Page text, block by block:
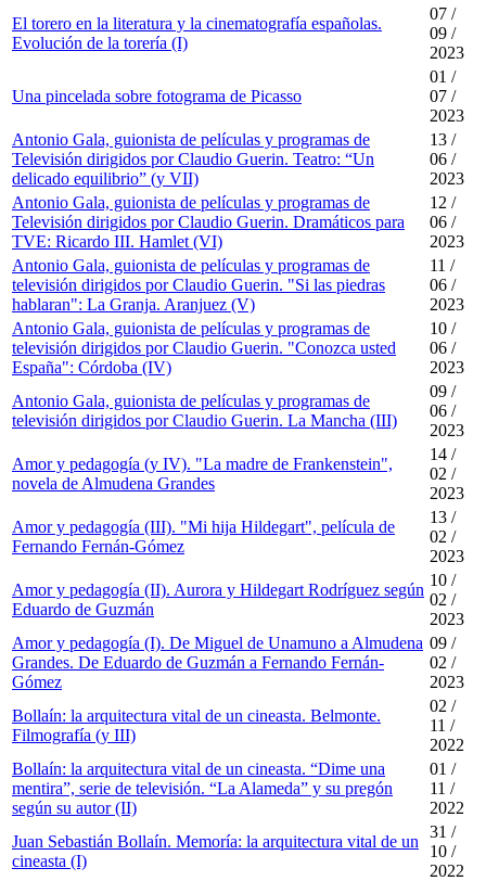
El torero en la literatura y la cinematografía españolas.
Evolución de la torería (I)
07 /
09 /
2023
Una pincelada sobre fotograma de Picasso
01 /
07 /
2023
Antonio Gala, guionista de películas y programas de
Televisión dirigidos por Claudio Guerin. Teatro: “Un
delicado equilibrio” (y VII)
13 /
06 /
2023
Antonio Gala, guionista de películas y programas de
Televisión dirigidos por Claudio Guerin. Dramáticos para
TVE: Ricardo III. Hamlet (VI)
12 /
06 /
2023
Antonio Gala, guionista de películas y programas de
televisión dirigidos por Claudio Guerin. "Si las piedras
hablaran": La Granja. Aranjuez (V)
11 /
06 /
2023
Antonio Gala, guionista de películas y programas de
televisión dirigidos por Claudio Guerin. "Conozca usted
España": Córdoba (IV)
10 /
06 /
2023
Antonio Gala, guionista de películas y programas de
televisión dirigidos por Claudio Guerin. La Mancha (III)
09 /
06 /
2023
Amor y pedagogía (y IV). "La madre de Frankenstein",
novela de Almudena Grandes
14 /
02 /
2023
Amor y pedagogía (III). "Mi hija Hildegart", película de
Fernando Fernán-Gómez
13 /
02 /
2023
Amor y pedagogía (II). Aurora y Hildegart Rodríguez según
Eduardo de Guzmán
10 /
02 /
2023
Amor y pedagogía (I). De Miguel de Unamuno a Almudena
Grandes. De Eduardo de Guzmán a Fernando Fernán-
Gómez
09 /
02 /
2023
Bollaín: la arquitectura vital de un cineasta. Belmonte.
Filmografía (y III)
02 /
11 /
2022
Bollaín: la arquitectura vital de un cineasta. “Dime una
mentira”, serie de televisión. “La Alameda” y su pregón
según su autor (II)
01 /
11 /
2022
Juan Sebastián Bollaín. Memoría: la arquitectura vital de un
cineasta (I)
31 /
10 /
2022